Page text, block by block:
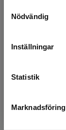
Nödvändig
Inställningar
Statistik
Marknadsföring
Sverige.